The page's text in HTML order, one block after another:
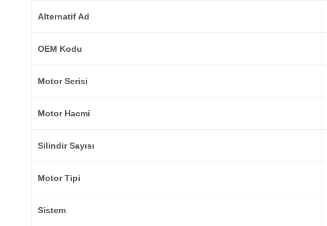
Alternatif Ad
OEM Kodu
Motor Serisi
Motor Hacmi
Silindir Sayısı
Motor Tipi
Sistem